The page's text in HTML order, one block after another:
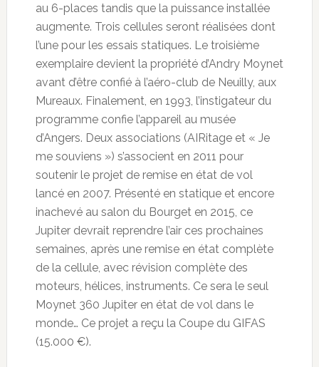
au 6-places tandis que la puissance installée
augmente. Trois cellules seront réalisées dont
l’une pour les essais statiques. Le troisième
exemplaire devient la propriété d’Andry Moynet
avant d’être confié à l’aéro-club de Neuilly, aux
Mureaux. Finalement, en 1993, l’instigateur du
programme confie l’appareil au musée
d’Angers. Deux associations (AIRitage et « Je
me souviens ») s’associent en 2011 pour
soutenir le projet de remise en état de vol
lancé en 2007. Présenté en statique et encore
inachevé au salon du Bourget en 2015, ce
Jupiter devrait reprendre l’air ces prochaines
semaines, après une remise en état complète
de la cellule, avec révision complète des
moteurs, hélices, instruments. Ce sera le seul
Moynet 360 Jupiter en état de vol dans le
monde… Ce projet a reçu la Coupe du GIFAS
(15.000 €).